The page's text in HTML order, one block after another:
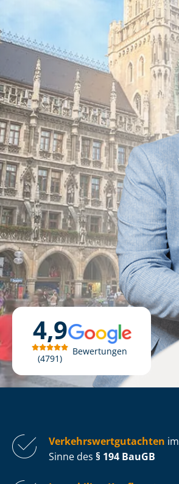
4,9
4791
Bewertungen
Ver­kehrs­wert­gut­ach­ten im
Sinne des § 194 BauGB